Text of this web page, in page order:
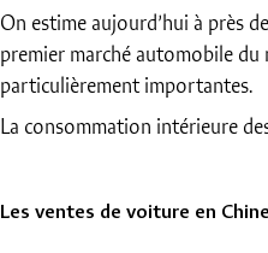
On estime aujourd’hui à près
premier marché automobile
particulièrement importantes.
La consommation intérieure
Les ventes de voiture en